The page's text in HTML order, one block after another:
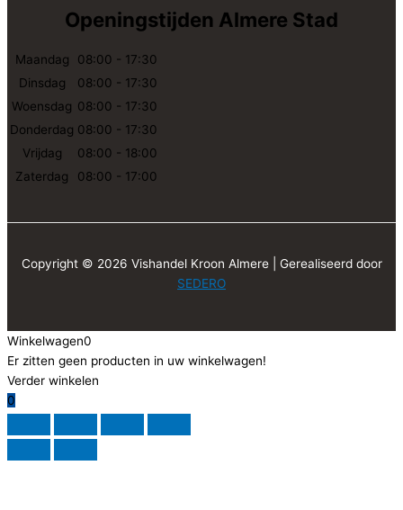
Openingstijden Almere Stad
Maandag
08:00 - 17:30
Dinsdag
08:00 - 17:30
Woensdag 08:00 - 17:30
Donderdag 08:00 - 17:30
Vrijdag
08:00 - 18:00
Zaterdag
08:00 - 17:00
Copyright © 2026 Vishandel Kroon Almere | Gerealiseerd door
SEDERO
Winkelwagen0
Er zitten geen producten in uw winkelwagen!
Verder winkelen
0